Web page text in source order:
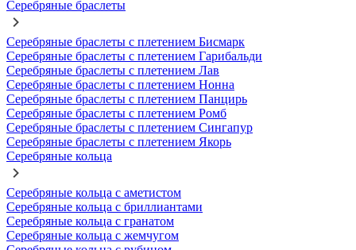
Серебряные браслеты
Серебряные браслеты с плетением Бисмарк
Серебряные браслеты с плетением Гарибальди
Серебряные браслеты с плетением Лав
Серебряные браслеты с плетением Нонна
Серебряные браслеты с плетением Панцирь
Серебряные браслеты с плетением Ромб
Серебряные браслеты с плетением Сингапур
Серебряные браслеты с плетением Якорь
Серебряные кольца
Серебряные кольца с аметистом
Серебряные кольца с бриллиантами
Серебряные кольца с гранатом
Серебряные кольца с жемчугом